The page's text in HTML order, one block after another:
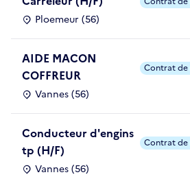
Ploemeur (56)
AIDE MACON
COFFREUR
Vannes (56)
Contrat de
Conducteur d'engins
tp (H/F)
Vannes (56)
Contrat de